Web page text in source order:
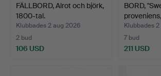
FÄLLBORD, Alrot och björk,
1800-tal.
Klubbades 2 aug 2026
2 bud
106 USD
BORD,
Klubbades
7 bud
211 USD